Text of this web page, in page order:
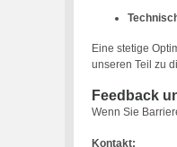
Eine stetige
unseren Teil zu
Feedback
Wenn Sie
Kontakt: